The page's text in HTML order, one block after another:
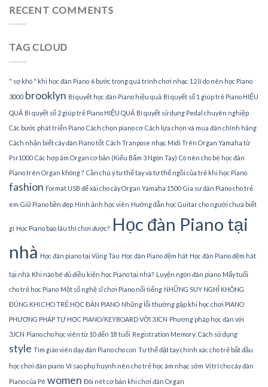
RECENT COMMENTS
TAG CLOUD
" sợ khó " khi học đàn Piano 6 bước trong quá trình chơi nhạc 12 lí do nên học Piano
3000 brooklyn Bí quyết học đàn Piano hiệu quả Bí quyết số 1 giúp trẻ Piano HIỆU
QUẢ Bí quyết số 2 giúp trẻ Piano HIỆU QUẢ Bí quyết sử dụng Pedal chuyên nghiệp
Các bước phát triển Piano Cách chọn piano cơ Cách lựa chọn và mua đàn chính hãng
Cách nhận biết cây đàn Piano tốt Cách Tranpose nhạc Midi Trên Organ Yamaha từ
Psr1000 Các hợp âm Organ cơ bản (Kiểu Bấm 3 Ngón Tay) Có nên cho bé học đàn
Piano trên Organ không ? Cần chú ý tư thế tay và tư thế ngồi của trẻ khi học Piano
fashion Format USB để xài cho cây Organ Yamaha 1500 Gia sư đàn Piano cho trẻ
em Giữ Piano bền đẹp Hình ảnh học viên Hướng dẫn học Guitar cho người chưa biết
gì Học Piano bao lâu thì chơi được? Học đàn Piano tại
nhà Học đàn piano tại Vũng Tàu Học đàn Piano đệm hát Học đàn Piano đệm hát
tại nhà Khi nào bé đủ điều kiện học Piano tại nhà? Luyện ngón đàn piano Mấy tuổi
cho trẻ học Piano Một số nghệ sĩ chơi Piano nổi tiếng NHỮNG SUY NGHĨ KHÔNG
ĐÚNG KHI CHO TRẺ HỌC ĐÀN PIANO Những lỗi thường gặp khi học chơi PIANO
PHƯƠNG PHÁP TỰ HỌC PIANO/KEYBOARD VỚI 3JCN Phương pháp học đàn với
3JCN Piano cho học viên từ 10 đến 18 tuổi Registration Memory: Cách sử dụng
style Tìm giáo viên dạy đàn Piano cho con Tư thế đặt tay chính xác cho trẻ bắt đầu
học chơi đàn piano Vì sao phụ huynh nên cho trẻ học âm nhạc sớm Vị trí cho cây đàn
Piano của Pé women Đôi nét cơ bản khi chơi đàn Organ